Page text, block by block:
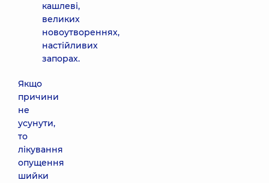
кашлеві,
великих
новоутвореннях,
настійливих
запорах.
Якщо
причини
не
усунути,
то
лікування
опущення
шийки